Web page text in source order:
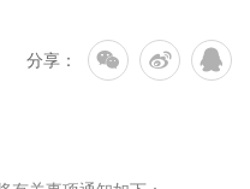
分享：   